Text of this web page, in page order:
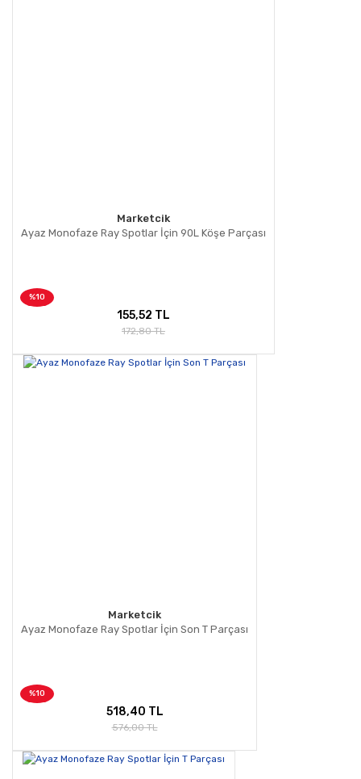
Marketcik
Ayaz Monofaze Ray Spotlar İçin 90L Köşe Parçası
%10
155,52 TL
172,80 TL
Marketcik
Ayaz Monofaze Ray Spotlar İçin Son T Parçası
%10
518,40 TL
576,00 TL